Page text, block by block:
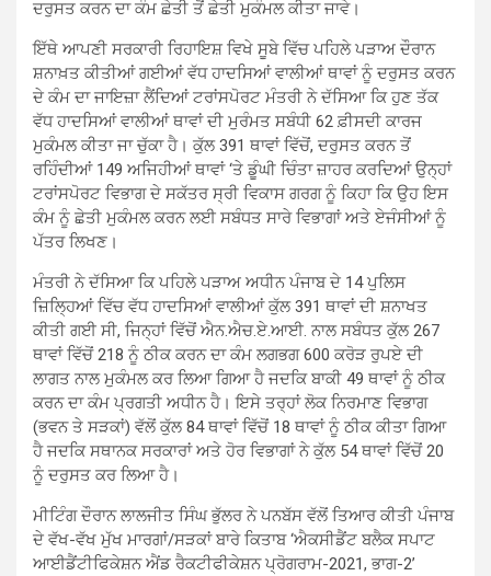
ਦਰੁਸਤ ਕਰਨ ਦਾ ਕੰਮ ਛੇਤੀ ਤੋਂ ਛੇਤੀ ਮੁਕੰਮਲ ਕੀਤਾ ਜਾਵੇ।
ਇੱਥੇ ਆਪਣੀ ਸਰਕਾਰੀ ਰਿਹਾਇਸ਼ ਵਿਖੇ ਸੂਬੇ ਵਿੱਚ ਪਹਿਲੇ ਪੜਾਅ ਦੌਰਾਨ
ਸ਼ਨਾਖ਼ਤ ਕੀਤੀਆਂ ਗਈਆਂ ਵੱਧ ਹਾਦਸਿਆਂ ਵਾਲੀਆਂ ਥਾਵਾਂ ਨੂੰ ਦਰੁਸਤ ਕਰਨ
ਦੇ ਕੰਮ ਦਾ ਜਾਇਜ਼ਾ ਲੈਂਦਿਆਂ ਟਰਾਂਸਪੋਰਟ ਮੰਤਰੀ ਨੇ ਦੱਸਿਆ ਕਿ ਹੁਣ ਤੱਕ
ਵੱਧ ਹਾਦਸਿਆਂ ਵਾਲੀਆਂ ਥਾਵਾਂ ਦੀ ਮੁਰੰਮਤ ਸਬੰਧੀ 62 ਫ਼ੀਸਦੀ ਕਾਰਜ
ਮੁਕੰਮਲ ਕੀਤਾ ਜਾ ਚੁੱਕਾ ਹੈ। ਕੁੱਲ 391 ਥਾਵਾਂ ਵਿੱਚੋਂ, ਦਰੁਸਤ ਕਰਨ ਤੋਂ
ਰਹਿੰਦੀਆਂ 149 ਅਜਿਹੀਆਂ ਥਾਵਾਂ ‘ਤੇ ਡੂੰਘੀ ਚਿੰਤਾ ਜ਼ਾਹਰ ਕਰਦਿਆਂ ਉਨ੍ਹਾਂ
ਟਰਾਂਸਪੋਰਟ ਵਿਭਾਗ ਦੇ ਸਕੱਤਰ ਸ੍ਰੀ ਵਿਕਾਸ ਗਰਗ ਨੂੰ ਕਿਹਾ ਕਿ ਉਹ ਇਸ
ਕੰਮ ਨੂੰ ਛੇਤੀ ਮੁਕੰਮਲ ਕਰਨ ਲਈ ਸਬੰਧਤ ਸਾਰੇ ਵਿਭਾਗਾਂ ਅਤੇ ਏਜੰਸੀਆਂ ਨੂੰ
ਪੱਤਰ ਲਿਖਣ।
ਮੰਤਰੀ ਨੇ ਦੱਸਿਆ ਕਿ ਪਹਿਲੇ ਪੜਾਅ ਅਧੀਨ ਪੰਜਾਬ ਦੇ 14 ਪੁਲਿਸ
ਜ਼ਿਲ੍ਹਿਆਂ ਵਿੱਚ ਵੱਧ ਹਾਦਸਿਆਂ ਵਾਲੀਆਂ ਕੁੱਲ 391 ਥਾਵਾਂ ਦੀ ਸ਼ਨਾਖਤ
ਕੀਤੀ ਗਈ ਸੀ, ਜਿਨ੍ਹਾਂ ਵਿੱਚੋਂ ਐਨ.ਐਚ.ਏ.ਆਈ. ਨਾਲ ਸਬੰਧਤ ਕੁੱਲ 267
ਥਾਵਾਂ ਵਿੱਚੋਂ 218 ਨੂੰ ਠੀਕ ਕਰਨ ਦਾ ਕੰਮ ਲਗਭਗ 600 ਕਰੋੜ ਰੁਪਏ ਦੀ
ਲਾਗਤ ਨਾਲ ਮੁਕੰਮਲ ਕਰ ਲਿਆ ਗਿਆ ਹੈ ਜਦਕਿ ਬਾਕੀ 49 ਥਾਵਾਂ ਨੂੰ ਠੀਕ
ਕਰਨ ਦਾ ਕੰਮ ਪ੍ਰਗਤੀ ਅਧੀਨ ਹੈ। ਇਸੇ ਤਰ੍ਹਾਂ ਲੋਕ ਨਿਰਮਾਣ ਵਿਭਾਗ
(ਭਵਨ ਤੇ ਸੜਕਾਂ) ਵੱਲੋਂ ਕੁੱਲ 84 ਥਾਵਾਂ ਵਿੱਚੋਂ 18 ਥਾਵਾਂ ਨੂੰ ਠੀਕ ਕੀਤਾ ਗਿਆ
ਹੈ ਜਦਕਿ ਸਥਾਨਕ ਸਰਕਾਰਾਂ ਅਤੇ ਹੋਰ ਵਿਭਾਗਾਂ ਨੇ ਕੁੱਲ 54 ਥਾਵਾਂ ਵਿੱਚੋਂ 20
ਨੂੰ ਦਰੁਸਤ ਕਰ ਲਿਆ ਹੈ।
ਮੀਟਿੰਗ ਦੌਰਾਨ ਲਾਲਜੀਤ ਸਿੰਘ ਭੁੱਲਰ ਨੇ ਪਨਬੱਸ ਵੱਲੋਂ ਤਿਆਰ ਕੀਤੀ ਪੰਜਾਬ
ਦੇ ਵੱਖ-ਵੱਖ ਮੁੱਖ ਮਾਰਗਾਂ/ਸੜਕਾਂ ਬਾਰੇ ਕਿਤਾਬ ‘ਐਕਸੀਡੈਂਟ ਬਲੈਕ ਸਪਾਟ
ਆਈਡੈਂਟੀਫਿਕੇਸ਼ਨ ਐਂਡ ਰੈਕਟੀਫੀਕੇਸ਼ਨ ਪ੍ਰੋਗਰਾਮ-2021, ਭਾਗ-2’